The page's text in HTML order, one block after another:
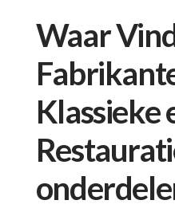
Waar
Klassieke